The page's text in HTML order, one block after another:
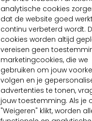
analytische cookies
dat de website goed
continu verbeterd wordt.
cookies worden altijd
vereisen geen
marketingcookies, die we
gebruiken om jouw
volgen en je
advertenties te tonen,
jouw toestemming. Als je
"Weigeren" klikt, worden